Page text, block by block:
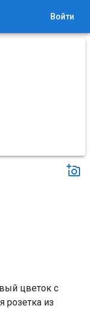
Войти
цветок с
розетка из